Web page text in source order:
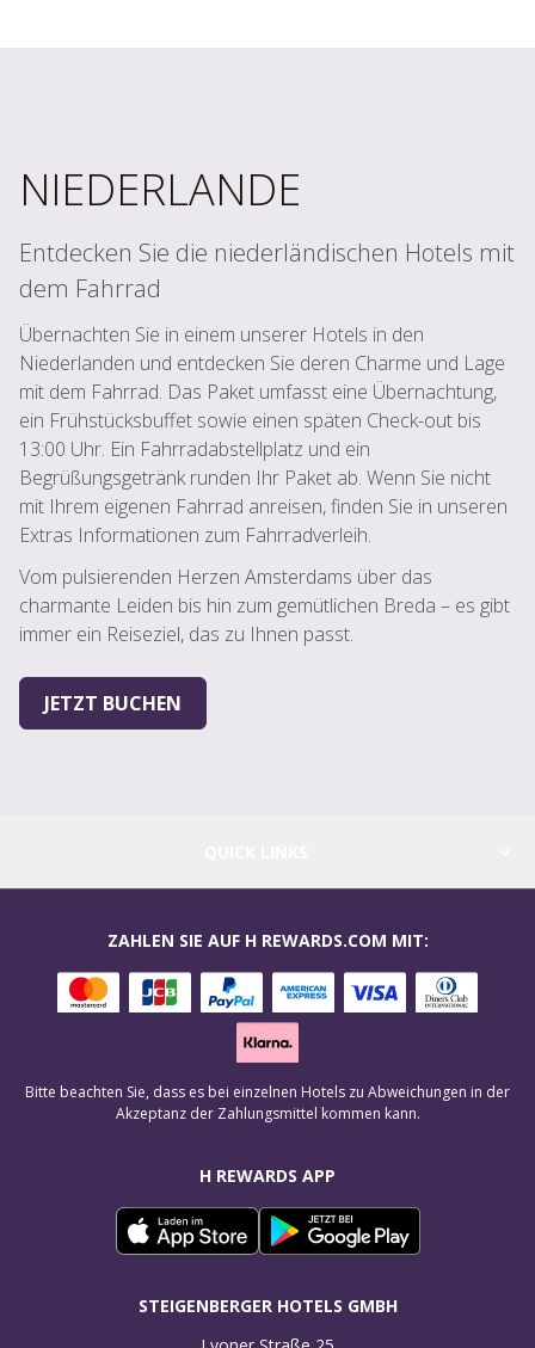
NIEDERLANDE
Entdecken Sie die niederländischen Hotels mit
dem Fahrrad
Übernachten Sie in einem unserer Hotels in den
Niederlanden und entdecken Sie deren Charme und Lage
mit dem Fahrrad. Das Paket umfasst eine Übernachtung,
ein Frühstücksbuffet sowie einen späten Check-out bis
13:00 Uhr. Ein Fahrradabstellplatz und ein
Begrüßungsgetränk runden Ihr Paket ab. Wenn Sie nicht
mit Ihrem eigenen Fahrrad anreisen, finden Sie in unseren
Extras Informationen zum Fahrradverleih.
Vom pulsierenden Herzen Amsterdams über das
charmante Leiden bis hin zum gemütlichen Breda – es gibt
immer ein Reiseziel, das zu Ihnen passt.
JETZT BUCHEN
H REWARDS APP
STEIGENBERGER HOTELS GMBH
ZAHLEN SIE AUF H REWARDS.COM MIT:
Bitte beachten Sie, dass es bei einzelnen Hotels zu Abweichungen in der
Akzeptanz der Zahlungsmittel kommen kann.